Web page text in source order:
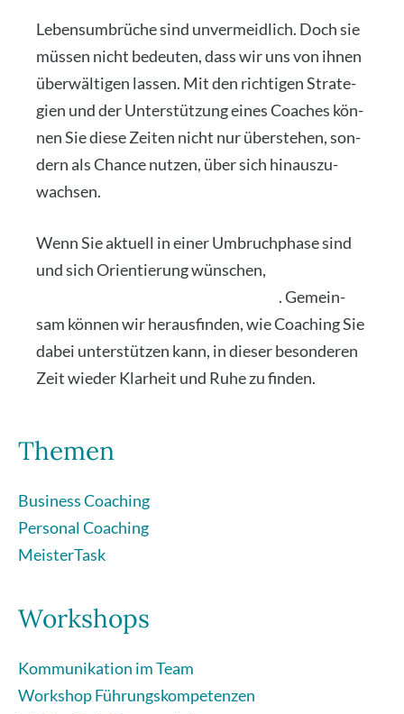
Lebens­um­brü­che sind unver­meid­lich. Doch sie
müs­sen nicht bedeu­ten, dass wir uns von ihnen
über­wäl­ti­gen las­sen. Mit den rich­ti­gen Stra­te­
gien und der Unter­stüt­zung eines Coa­ches kön­
nen Sie die­se Zei­ten nicht nur über­ste­hen, son­
dern als Chan­ce nut­zen, über sich hin­aus­zu­
wach­sen.
Wenn Sie aktu­ell in einer Umbruch­pha­se sind
und sich Ori­en­tie­rung wün­schen,
. Gemein­
sam kön­nen wir her­aus­fin­den, wie Coa­ching Sie
dabei unter­stüt­zen kann, in die­ser beson­de­ren
Zeit wie­der Klar­heit und Ruhe zu fin­den.
Themen
Business Coaching
Personal Coaching
MeisterTask
Workshops
Kommunikation im Team
Workshop Führungskompetenzen